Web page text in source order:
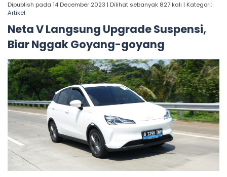
Dipublish pada 14 December 2023 | Dilihat sebanyak 827 kali | Kategori:
Artikel
Neta V Langsung Upgrade Suspensi,
Biar Nggak Goyang-goyang